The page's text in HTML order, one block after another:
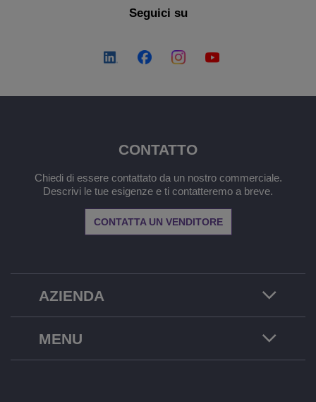
Seguici su
AZIENDA
CONTATTO
Chiedi di essere contattato da un nostro commerciale.
Descrivi le tue esigenze e ti contatteremo a breve.
CONTATTA UN VENDITORE
MENU